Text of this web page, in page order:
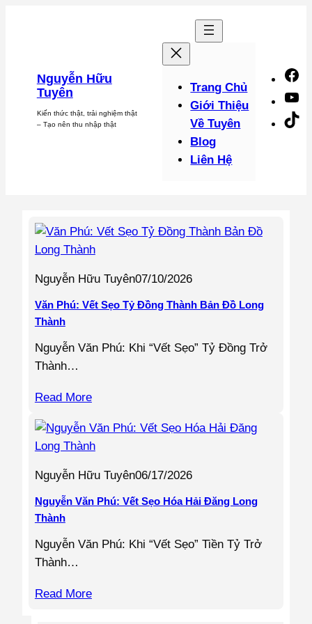
Nguyễn Hữu
Tuyên
Kiến thức thật, trải nghiệm thật
– Tạo nên thu nhập thật
Trang Chủ
Giới Thiệu
Về Tuyên
Blog
Liên Hệ
Nguyễn Hữu Tuyên07/10/2026
Văn Phú: Vết Sẹo Tỷ Đồng Thành Bản Đồ Long
Thành
Nguyễn Văn Phú: Khi “Vết Sẹo” Tỷ Đồng Trở
Thành…
Read More
Nguyễn Hữu Tuyên06/17/2026
Nguyễn Văn Phú: Vết Sẹo Hóa Hải Đăng Long
Thành
Nguyễn Văn Phú: Khi “Vết Sẹo” Tiền Tỷ Trở
Thành…
Read More